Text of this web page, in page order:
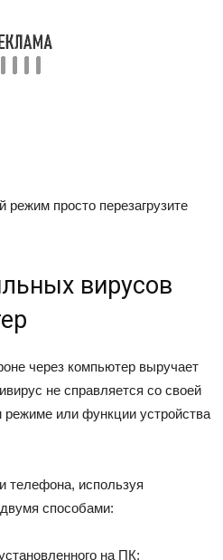
просто перезагрузите
вирусов
через компьютер выручает
не справляется со своей
или функции устройства
телефона, используя
способами:
на ПК;